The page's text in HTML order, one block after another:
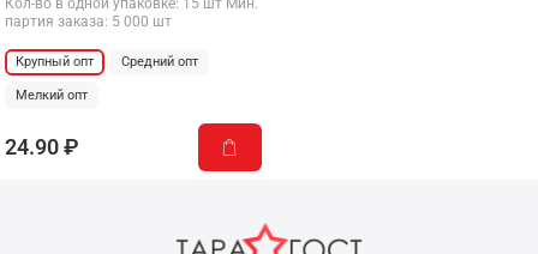
Кол-во в одной упаковке: 15 шт Мин.
партия заказа: 5 000 шт
Крупный опт Средний опт
Мелкий опт
24.90 ₽